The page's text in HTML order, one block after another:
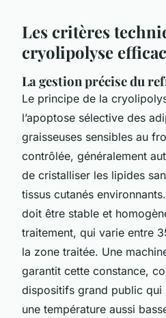
Les critères
cryolipolyse
La gestion précise du
Le principe de la
l’apoptose sélective des
graisseuses sensibles au
contrôlée, généralement
de cristalliser les lipides
tissus cutanés
doit être stable et
traitement, qui varie entre
la zone traitée. Une
garantit cette constance,
dispositifs grand public qui
une température aussi